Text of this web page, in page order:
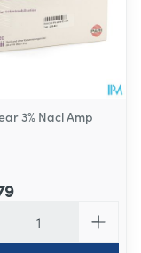
3% Nacl Amp